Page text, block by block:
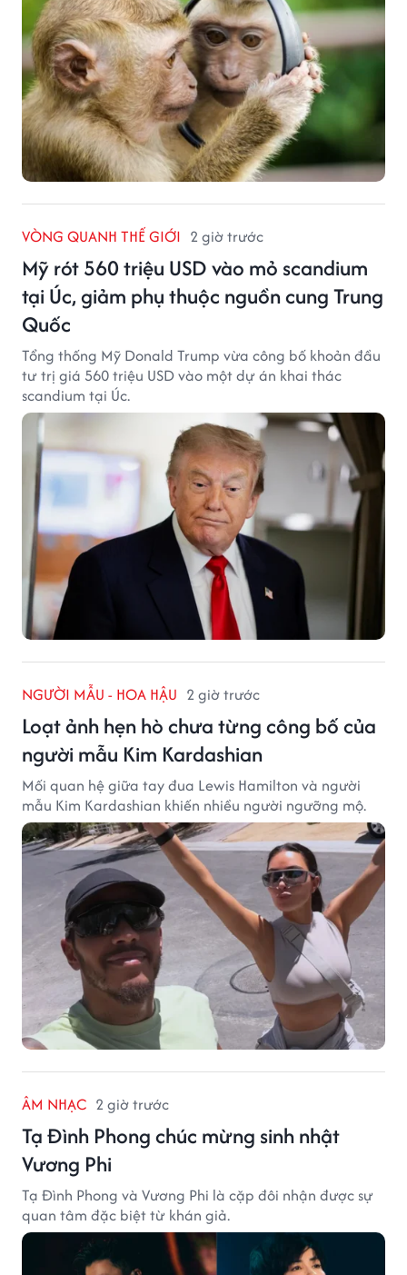
VÒNG QUANH THẾ GIỚI 2 giờ trước
Mỹ rót 560 triệu USD vào mỏ scandium
tại Úc, giảm phụ thuộc nguồn cung Trung
Quốc
Tổng thống Mỹ Donald Trump vừa công bố khoản đầu
tư trị giá 560 triệu USD vào một dự án khai thác
scandium tại Úc.
NGƯỜI MẪU - HOA HẬU 2 giờ trước
Loạt ảnh hẹn hò chưa từng công bố của
người mẫu Kim Kardashian
Mối quan hệ giữa tay đua Lewis Hamilton và người
mẫu Kim Kardashian khiến nhiều người ngưỡng mộ.
ÂM NHẠC 2 giờ trước
Tạ Đình Phong chúc mừng sinh nhật
Vương Phi
Tạ Đình Phong và Vương Phi là cặp đôi nhận được sự
quan tâm đặc biệt từ khán giả.